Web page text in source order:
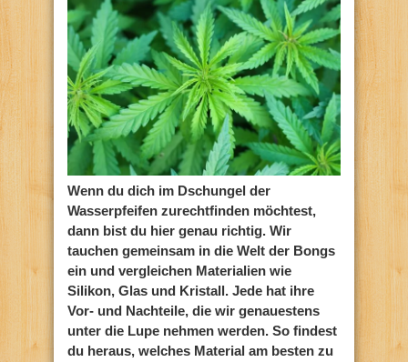
Wenn du dich im Dschungel der
Wasserpfeifen zurechtfinden möchtest,
dann bist du hier genau richtig. Wir
tauchen gemeinsam in die Welt der Bongs
ein und vergleichen Materialien wie
Silikon, Glas und Kristall. Jede hat ihre
Vor- und Nachteile, die wir genauestens
unter die Lupe nehmen werden. So findest
du heraus, welches Material am besten zu